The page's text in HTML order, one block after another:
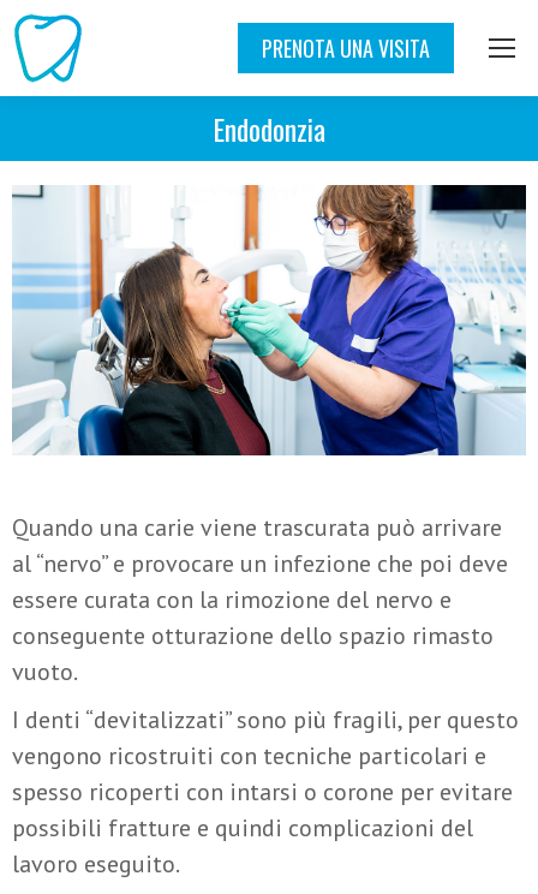
PRENOTA UNA VISITA
Endodonzia
Quando una carie viene trascurata può arrivare
al “nervo” e provocare un infezione che poi deve
essere curata con la rimozione del nervo e
conseguente otturazione dello spazio rimasto
vuoto.
I denti “devitalizzati” sono più fragili, per questo
vengono ricostruiti con tecniche particolari e
spesso ricoperti con intarsi o corone per evitare
possibili fratture e quindi complicazioni del
lavoro eseguito.